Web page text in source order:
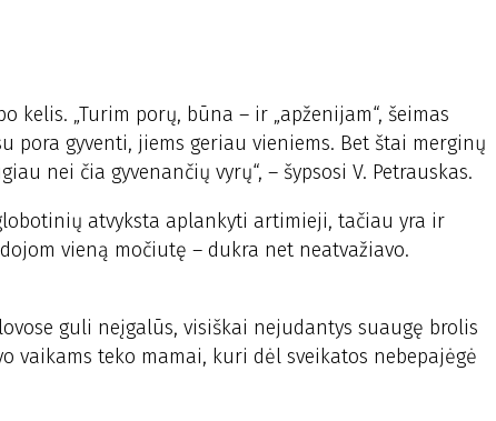
„Turim porų, būna – ir „apženijam“, šeimas
gyventi, jiems geriau vieniems. Bet štai merginų
nei čia gyvenančių vyrų“, – šypsosi V. Petrauskas.
atvyksta aplankyti artimieji, tačiau yra ir
vieną močiutę – dukra net neatvažiavo.
guli neįgalūs, visiškai nejudantys suaugę brolis
vaikams teko mamai, kuri dėl sveikatos nebepajėgė